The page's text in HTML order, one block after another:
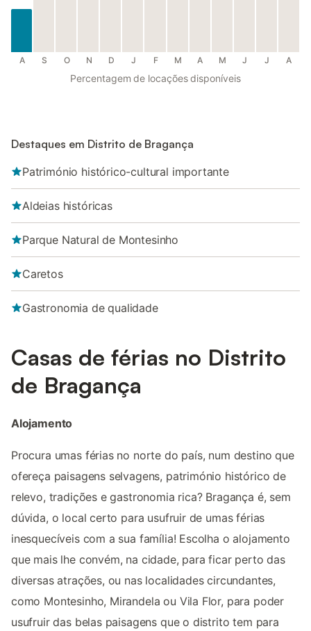
A S O N D J F M A M J J A
Percentagem de locações disponíveis
Destaques em Distrito de Bragança
Património histórico-cultural importante
Aldeias históricas
Parque Natural de Montesinho
Caretos
Gastronomia de qualidade
Casas de férias no Distrito
de Bragança
Alojamento
Procura umas férias no norte do país, num destino que
ofereça paisagens selvagens, património histórico de
relevo, tradições e gastronomia rica? Bragança é, sem
dúvida, o local certo para usufruir de umas férias
inesquecíveis com a sua família! Escolha o alojamento
que mais lhe convém, na cidade, para ficar perto das
diversas atrações, ou nas localidades circundantes,
como Montesinho, Mirandela ou Vila Flor, para poder
usufruir das belas paisagens que o distrito tem para